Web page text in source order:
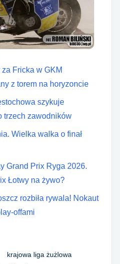
Fricka w GKM
z torem na horyzoncie
szykuje
trzech zawodników
Wielka walka o finał
Grand Prix Ryga 2026.
Łotwy na żywo?
rozbiła rywala! Nokaut
offami
krajowa liga żużlowa